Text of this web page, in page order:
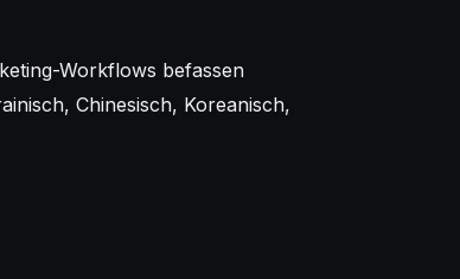
Workflows befassen
Chinesisch, Koreanisch,